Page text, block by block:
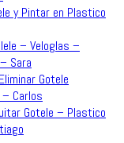
y Pintar en Plastico
– Veloglas –
Sara
Gotele
Carlos
Gotele – Plastico